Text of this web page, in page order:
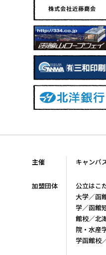
主催 キャンパ
加盟団体
公立はこ
大学／函
学／函館
館校／北
院・水産
学函館校